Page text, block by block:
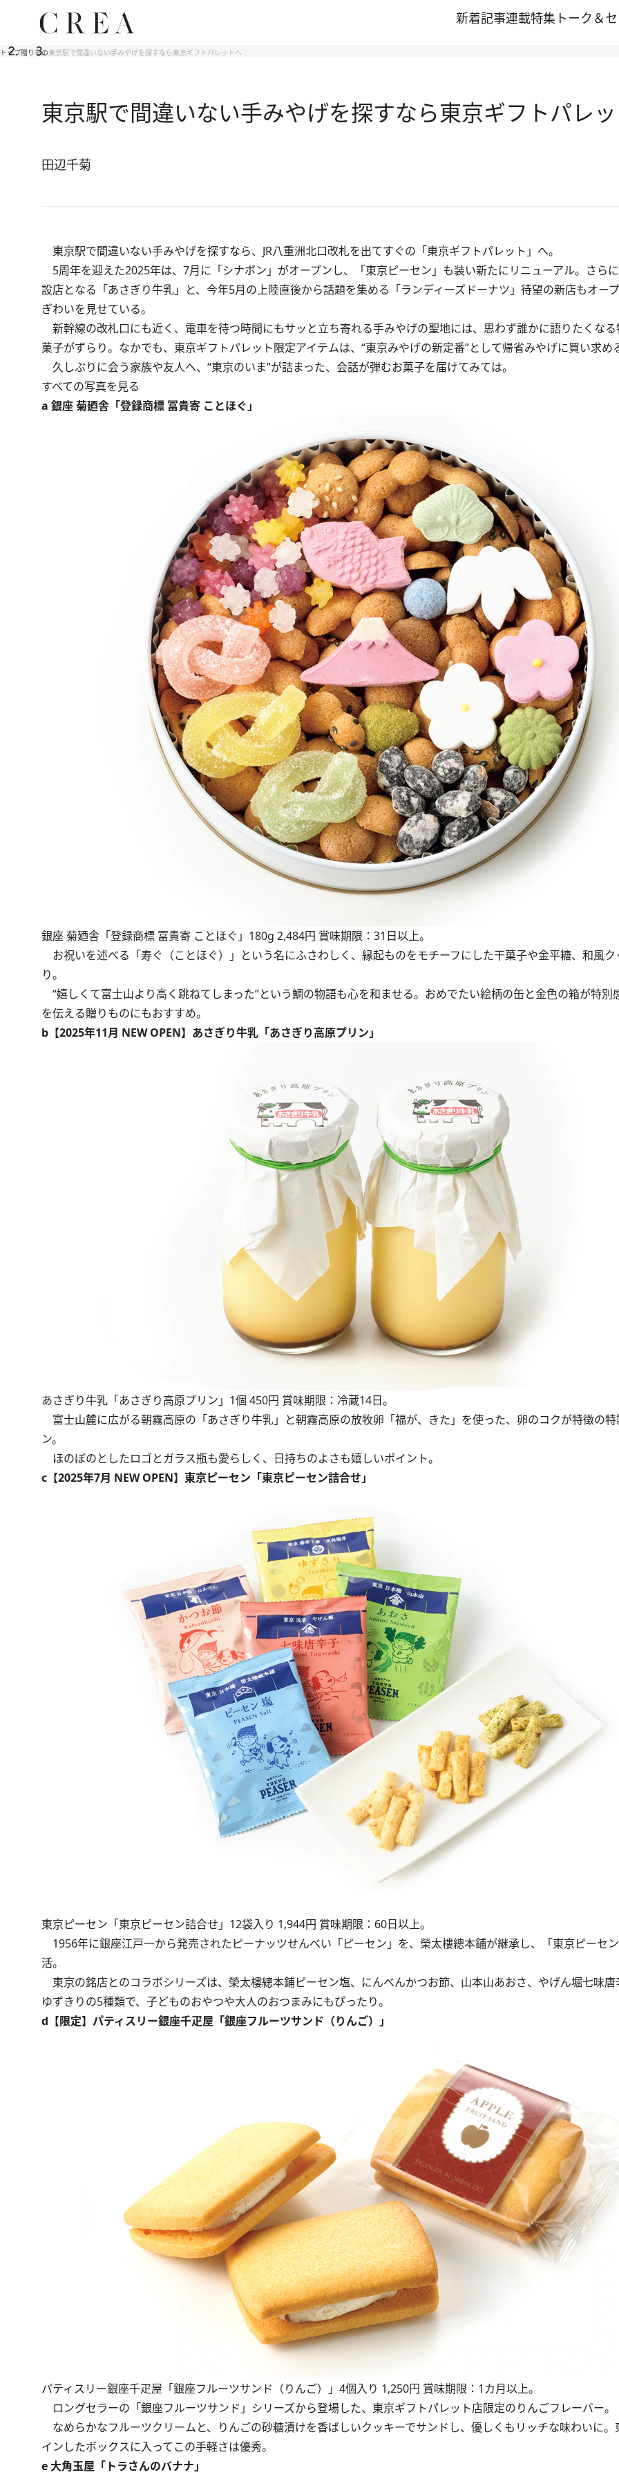
新着記事連載特集 トーク＆
トップ贈りもの東京駅で間違いない手みやげを探すなら東京ギフトパレットへ
東京駅で間違いない手みやげを探すなら東京ギフトパレ
田辺千菊
東京駅で間違いない手みやげを探すなら、JR八重洲北口改札を出てすぐの「東京ギフトパレット」へ。
5周年を迎えた2025年は、7月に「シナボン」がオープンし、「東京ピーセン」も装い新たにリニューアル。さら
設店となる「あさぎり牛乳」と、今年5月の上陸直後から話題を集める「ランディーズドーナツ」待望の新店もオー
ぎわいを見せている。
新幹線の改札口にも近く、電車を待つ時間にもサッと立ち寄れる手みやげの聖地には、思わず誰かに語りたくな
菓子がずらり。なかでも、東京ギフトパレット限定アイテムは、“東京みやげの新定番”として帰省みやげに買い求め
久しぶりに会う家族や友人へ、“東京のいま”が詰まった、会話が弾むお菓子を届けてみては。
すべての写真を見る
a 銀座 菊廼舎「登録商標 冨貴寄 ことほぐ」
銀座 菊廼舎「登録商標 冨貴寄 ことほぐ」180g 2,484円 賞味期限：31日以上。
お祝いを述べる「寿ぐ（ことほぐ）」という名にふさわしく、縁起ものをモチーフにした干菓子や金平糖、和風ク
り。
“嬉しくて富士山より高く跳ねてしまった”という鯛の物語も心を和ませる。おめでたい絵柄の缶と金色の箱が特別
を伝える贈りものにもおすすめ。
b【2025年11月 NEW OPEN】あさぎり牛乳「あさぎり高原プリン」
あさぎり牛乳「あさぎり高原プリン」1個 450円 賞味期限：冷蔵14日。
富士山麓に広がる朝霧高原の「あさぎり牛乳」と朝霧高原の放牧卵「福が、きた」を使った、卵のコクが特徴の特
ン。
ほのぼのとしたロゴとガラス瓶も愛らしく、日持ちのよさも嬉しいポイント。
c【2025年7月 NEW OPEN】東京ピーセン「東京ピーセン詰合せ」
東京ピーセン「東京ピーセン詰合せ」12袋入り 1,944円 賞味期限：60日以上。
1956年に銀座江戸一から発売されたピーナッツせんべい「ピーセン」を、榮太樓總本鋪が継承し、「東京ピーセ
活。
東京の銘店とのコラボシリーズは、榮太樓總本鋪ピーセン塩、にんべんかつお節、山本山あおさ、やげん堀七味唐
ゆずきりの5種類で、子どものおやつや大人のおつまみにもぴったり。
d【限定】パティスリー銀座千疋屋「銀座フルーツサンド（りんご）」
パティスリー銀座千疋屋「銀座フルーツサンド（りんご）」4個入り 1,250円 賞味期限：1カ月以上。
ロングセラーの「銀座フルーツサンド」シリーズから登場した、東京ギフトパレット店限定のりんごフレーバー。
なめらかなフルーツクリームと、りんごの砂糖漬けを香ばしいクッキーでサンドし、優しくもリッチな味わいに。
インしたボックスに入ってこの手軽さは優秀。
e 大角玉屋「トラさんのバナナ」